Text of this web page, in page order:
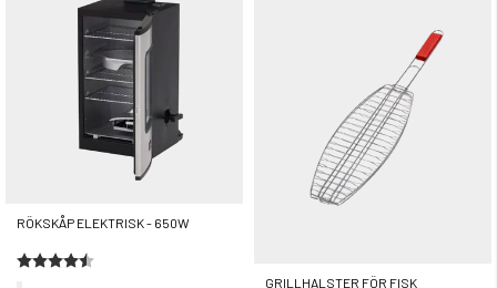
RÖKSKÅP ELEKTRISK - 650W
Betyg:
4.7 utav 5 stjärnor
GRILLHALSTER FÖR FISK